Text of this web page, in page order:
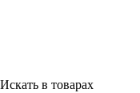
Искать в товарах